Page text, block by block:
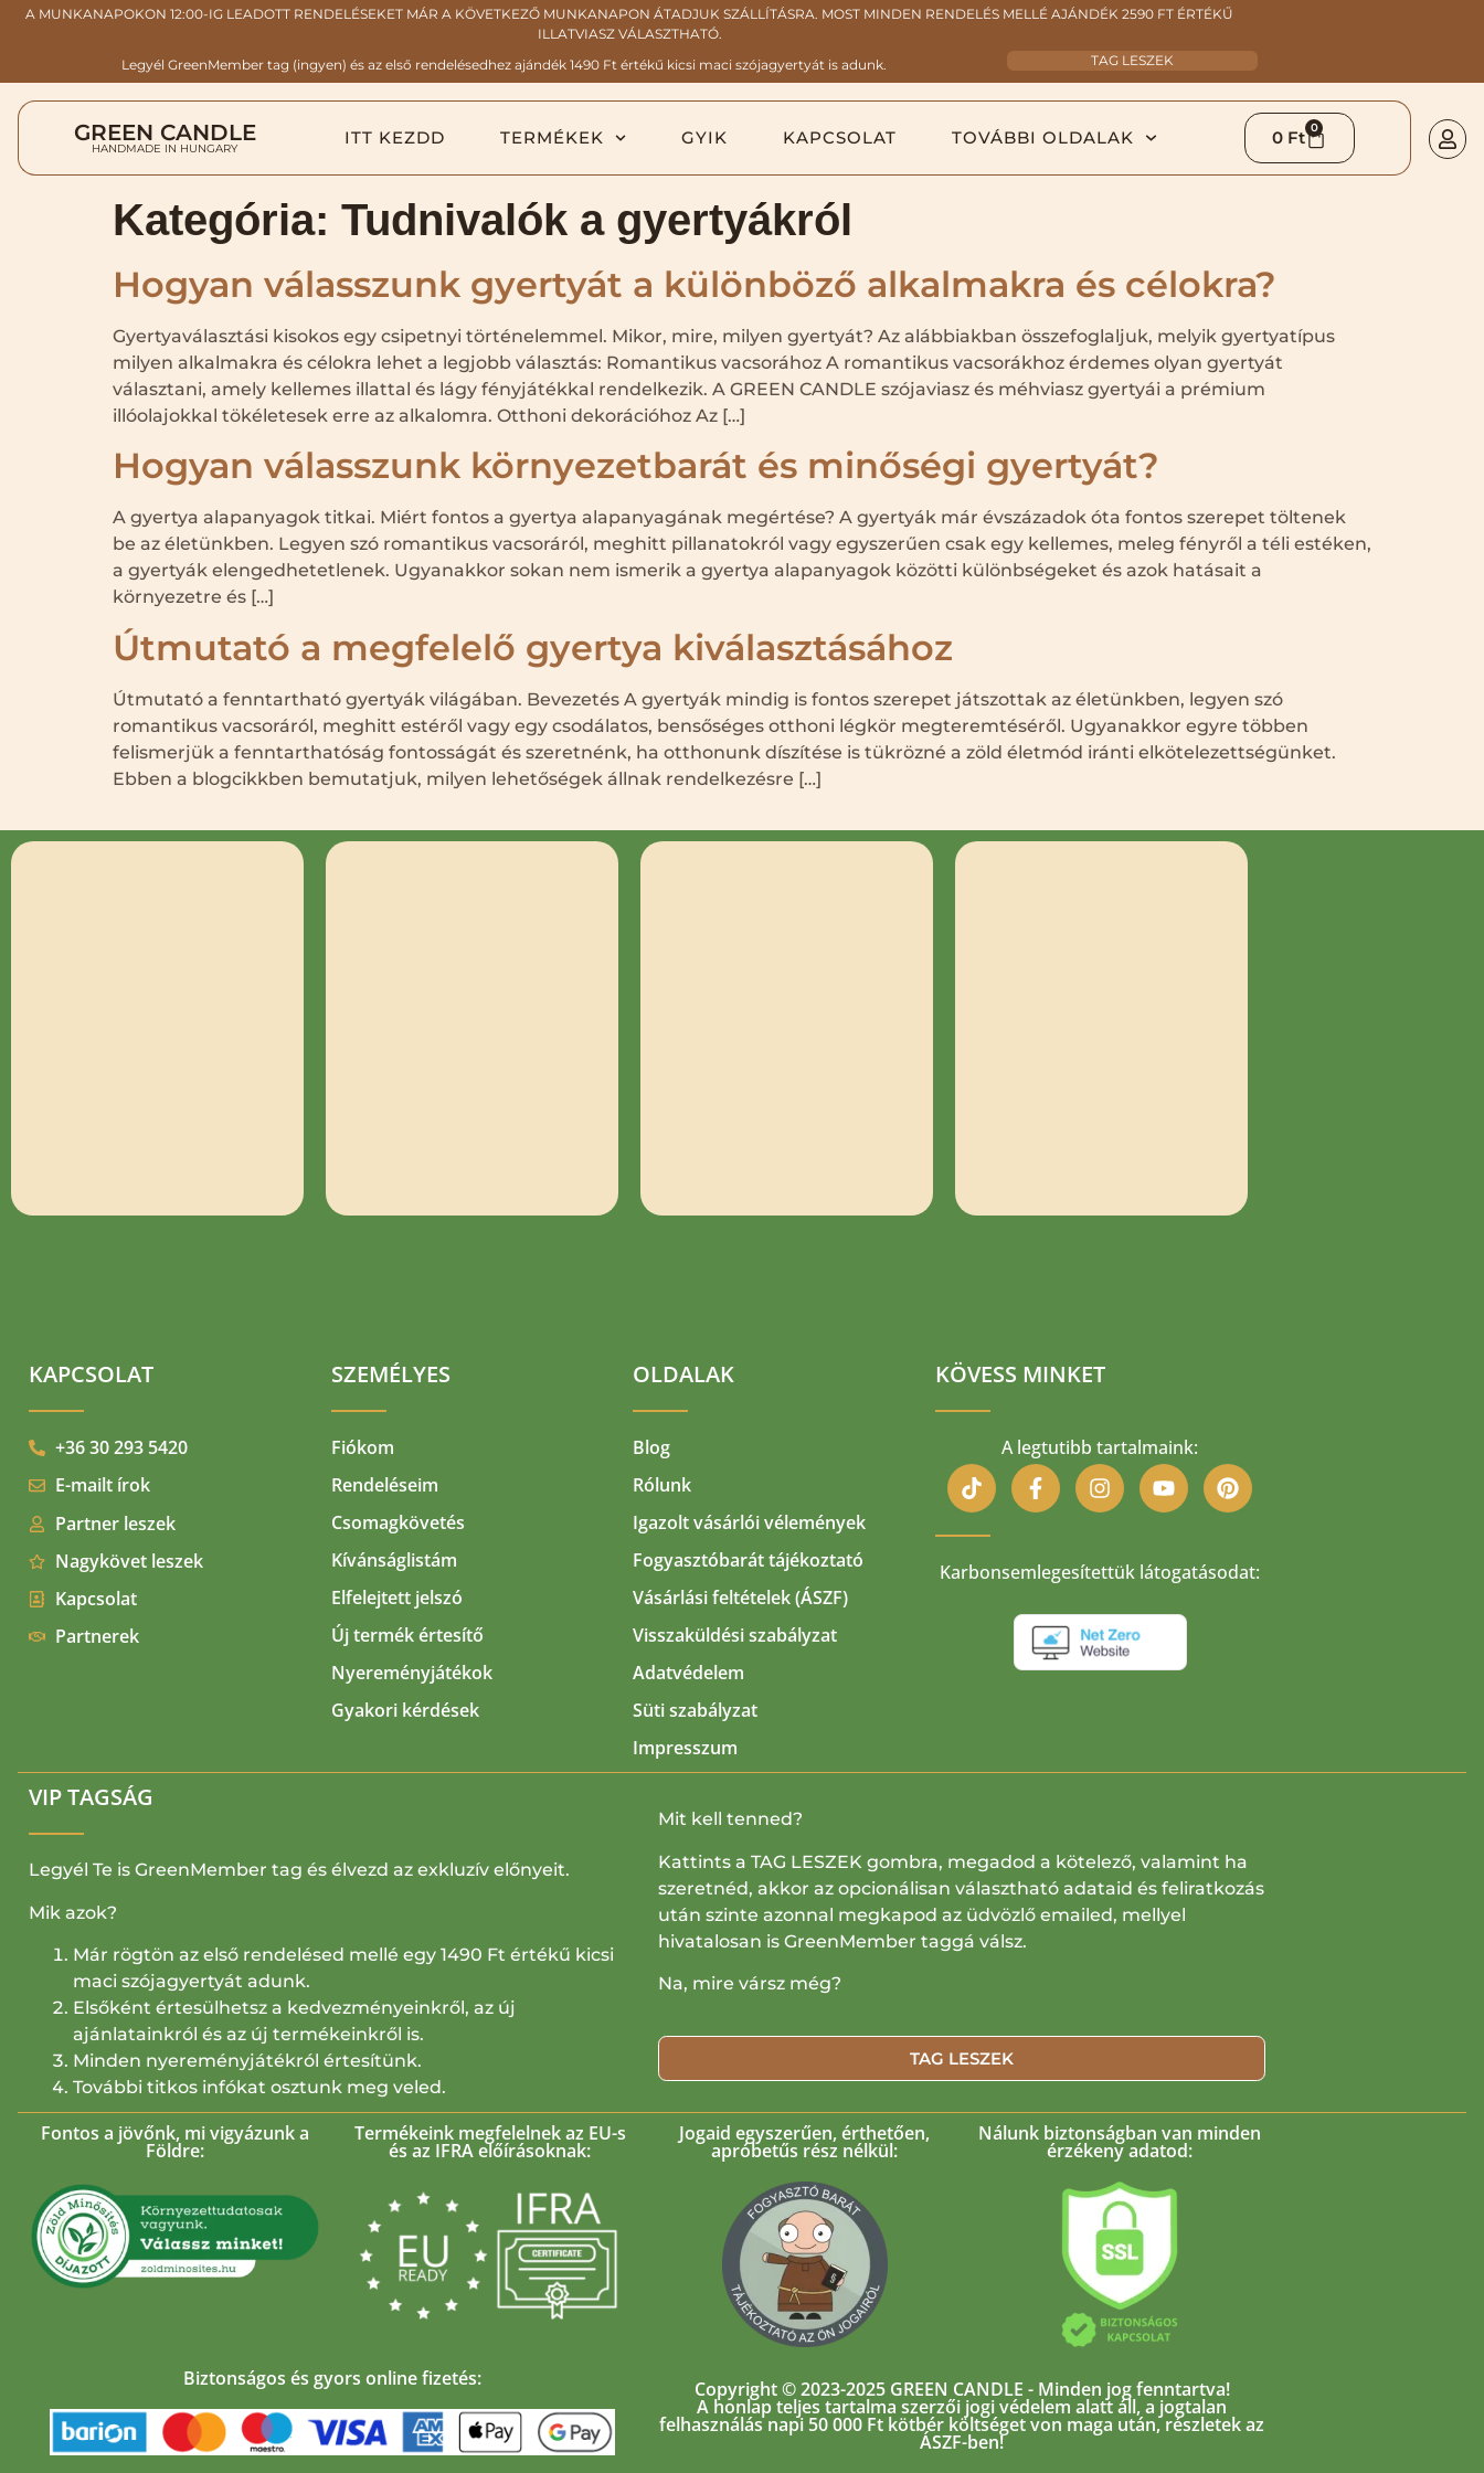
A MUNKANAPOKON 12:00-IG LEADOTT RENDELÉSEKET MÁR A KÖVETKEZŐ MUNKANAPON ÁTADJUK SZÁLLÍTÁSRA. MOST MINDEN RENDELÉS MELLÉ AJÁNDÉK 2590 FT ÉRTÉKŰ
ILLATVIASZ VÁLASZTHATÓ.
Legyél GreenMember tag (ingyen) és az első rendelésedhez ajándék 1490 Ft értékű kicsi maci szójagyertyát is adunk.
TAG LESZEK
GREEN CANDLE
HANDMADE IN HUNGARY
ITT KEZDD TERMÉKEK GYIK KAPCSOLAT TOVÁBBI OLDALAK 0 Ft 0
Kategória: Tudnivalók a gyertyákról
Hogyan válasszunk gyertyát a különböző alkalmakra és célokra?
Gyertyaválasztási kisokos egy csipetnyi történelemmel. Mikor, mire, milyen gyertyát? Az alábbiakban összefoglaljuk, melyik gyertyatípus
milyen alkalmakra és célokra lehet a legjobb választás: Romantikus vacsorához A romantikus vacsorákhoz érdemes olyan gyertyát
választani, amely kellemes illattal és lágy fényjátékkal rendelkezik. A GREEN CANDLE szójaviasz és méhviasz gyertyái a prémium
illóolajokkal tökéletesek erre az alkalomra. Otthoni dekorációhoz Az […]
Hogyan válasszunk környezetbarát és minőségi gyertyát?
A gyertya alapanyagok titkai. Miért fontos a gyertya alapanyagának megértése? A gyertyák már évszázadok óta fontos szerepet töltenek
be az életünkben. Legyen szó romantikus vacsoráról, meghitt pillanatokról vagy egyszerűen csak egy kellemes, meleg fényről a téli estéken,
a gyertyák elengedhetetlenek. Ugyanakkor sokan nem ismerik a gyertya alapanyagok közötti különbségeket és azok hatásait a
környezetre és […]
Útmutató a megfelelő gyertya kiválasztásához
Útmutató a fenntartható gyertyák világában. Bevezetés A gyertyák mindig is fontos szerepet játszottak az életünkben, legyen szó
romantikus vacsoráról, meghitt estéről vagy egy csodálatos, bensőséges otthoni légkör megteremtéséről. Ugyanakkor egyre többen
felismerjük a fenntarthatóság fontosságát és szeretnénk, ha otthonunk díszítése is tükrözné a zöld életmód iránti elkötelezettségünket.
Ebben a blogcikkben bemutatjuk, milyen lehetőségek állnak rendelkezésre […]
KAPCSOLAT
+36 30 293 5420
E-mailt írok
Partner leszek
Nagykövet leszek
Kapcsolat
Partnerek
SZEMÉLYES
Fiókom
Rendeléseim
Csomagkövetés
Kívánságlistám
Elfelejtett jelszó
Új termék értesítő
Nyereményjátékok
Gyakori kérdések
OLDALAK
Blog
Rólunk
Igazolt vásárlói vélemények
Fogyasztóbarát tájékoztató
Vásárlási feltételek (ÁSZF)
Visszaküldési szabályzat
Adatvédelem
Süti szabályzat
Impresszum
KÖVESS MINKET
A legtutibb tartalmaink:
Karbonsemlegesítettük látogatásodat:
VIP TAGSÁG
Legyél Te is GreenMember tag és élvezd az exkluzív előnyeit.
Mik azok?
Már rögtön az első rendelésed mellé egy 1490 Ft értékű kicsi
maci szójagyertyát adunk.
Elsőként értesülhetsz a kedvezményeinkről, az új
ajánlatainkról és az új termékeinkről is.
Minden nyereményjátékról értesítünk.
További titkos infókat osztunk meg veled.
Mit kell tenned?
Kattints a TAG LESZEK gombra, megadod a kötelező, valamint ha
szeretnéd, akkor az opcionálisan választható adataid és feliratkozás
után szinte azonnal megkapod az üdvözlő emailed, mellyel
hivatalosan is GreenMember taggá válsz.
Na, mire vársz még?
TAG LESZEK
Fontos a jövőnk, mi vigyázunk a
Földre:
Termékeink megfelelnek az EU-s
és az IFRA előírásoknak:
Jogaid egyszerűen, érthetően,
apróbetűs rész nélkül:
Nálunk biztonságban van minden
érzékeny adatod:
Biztonságos és gyors online fizetés: Copyright © 2023-2025 GREEN CANDLE - Minden jog fenntartva!
A honlap teljes tartalma szerzői jogi védelem alatt áll, a jogtalan
felhasználás napi 50 000 Ft kötbér költséget von maga után, részletek az
ÁSZF-ben!